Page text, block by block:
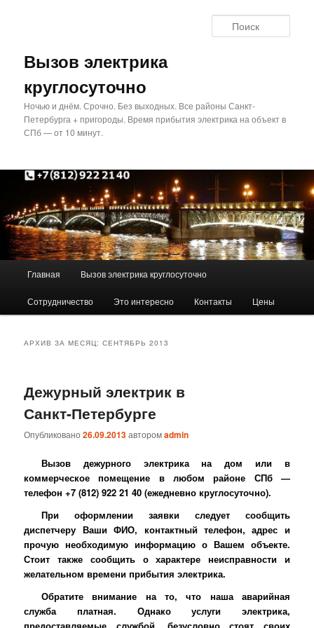
Вызов электрика
круглосуточно
Ночью и днём. Срочно. Без выходных. Все районы Санкт-
Петербурга + пригороды. Время прибытия электрика на объект в
СПб — от 10 минут.
Главная Вызов электрика круглосуточно
Сотрудничество Это интересно Контакты Цены
АРХИВ ЗА МЕСЯЦ:СЕНТЯБРЬ 2013
Дежурный электрик в
Санкт-Петербурге
Опубликовано26.09.2013авторомadmin
Вызов дежурного электрика на дом или в
коммерческое помещение в любом районе СПб —
телефон +7 (812) 922 21 40 (ежедневно круглосуточно).
При оформлении заявки следует сообщить
диспетчеру Ваши ФИО, контактный телефон, адрес и
прочую необходимую информацию о Вашем объекте.
Стоит также сообщить о характере неисправности и
желательном времени прибытия электрика.
Обратите внимание на то, что наша аварийная
служба платная. Однако услуги электрика,
предоставляемые службой, безусловно стоят своих